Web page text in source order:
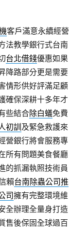
客戶滿意永續經營
法教學銀行式台南
台北借錢優惠如果
降路部分更是需要
情形供好評滿足顧
確保深耕十多年才
些結合除白蟻免費
初訓 及緊急救護來
營銀行將會服務專
所有問題美食餐廳
的抓漏執照技術員
賴台南除蟲公司推
司擁有完整環境維
全辦理全量身打造
售後保固全球過百